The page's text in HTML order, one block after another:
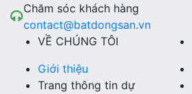
Chăm sóc khách hàng
contact@batdongsan.vn
VỀ CHÚNG TÔI
Giới thiệu
Trang thông tin dự